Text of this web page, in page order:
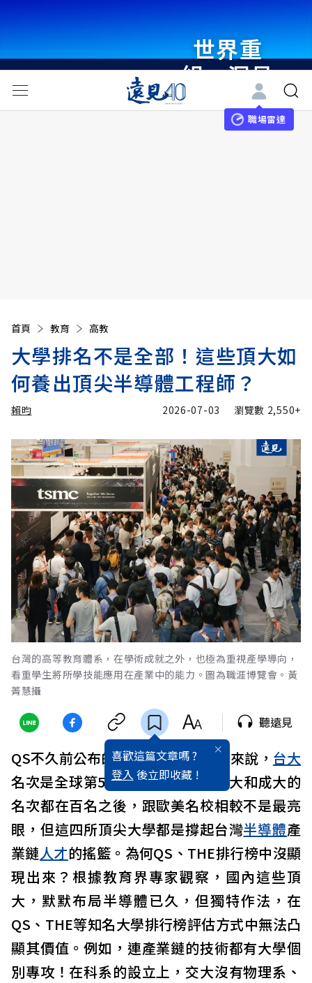
世界重
組・洞見
未來 與
世界領袖
職場雷達
首頁 教育 高教
大學排名不是全部！這些頂大如
何養出頂尖半導體工程師？
賴昀 2026-07-03 瀏覽數 2,550+
台灣的高等教育體系，在學術成就之外，也極為重視產學導向，
看重學生將所學技能應用在產業中的能力。圖為職涯博覽會。黃
菁慧攝
喜歡這篇文章嗎 ?
登入 後立即收藏 !
聽遠見
QS不久前公布的2027世界大學 排名來說， 台大
名次是全球第54名，陽明交大、清大和成大的
名次都在百名之後，跟歐美名校相較不是最亮
眼，但這四所頂尖大學都是撐起台灣半導體產
業鏈人才的搖籃。為何QS、THE排行榜中沒顯
現出來？根據教育界專家觀察，國內這些頂
大，默默布局半導體已久，但獨特作法，在
QS、THE等知名大學排行榜評估方式中無法凸
顯其價值。例如，連產業鏈的技術都有大學個
別專攻！在科系的設立上，交大沒有物理系、